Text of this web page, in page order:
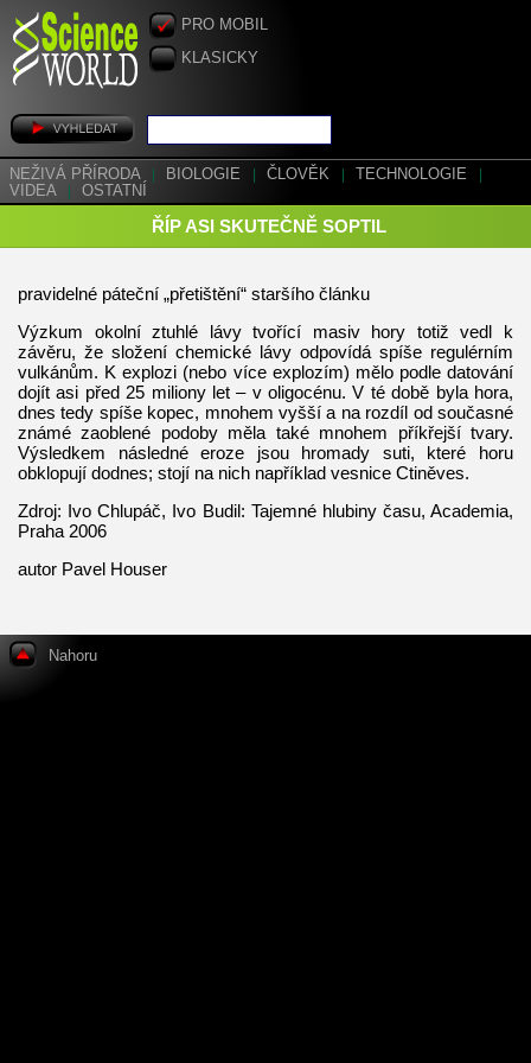
PRO MOBIL
KLASICKY
NEŽIVÁ PŘÍRODA BIOLOGIE ČLOVĚK TECHNOLOGIE
VIDEA
OSTATNÍ
ŘÍP ASI SKUTEČNĚ SOPTIL
pravidelné páteční „přetištění“ staršího článku
Výzkum okolní ztuhlé lávy tvořící masiv hory totiž vedl k
závěru, že složení chemické lávy odpovídá spíše regulérním
vulkánům. K explozi (nebo více explozím) mělo podle datování
dojít asi před 25 miliony let – v oligocénu. V té době byla hora,
dnes tedy spíše kopec, mnohem vyšší a na rozdíl od současné
známé zaoblené podoby měla také mnohem příkřejší tvary.
Výsledkem následné eroze jsou hromady suti, které horu
obklopují dodnes; stojí na nich například vesnice Ctiněves.
Zdroj: Ivo Chlupáč, Ivo Budil: Tajemné hlubiny času, Academia,
Praha 2006
autor Pavel Houser
Nahoru